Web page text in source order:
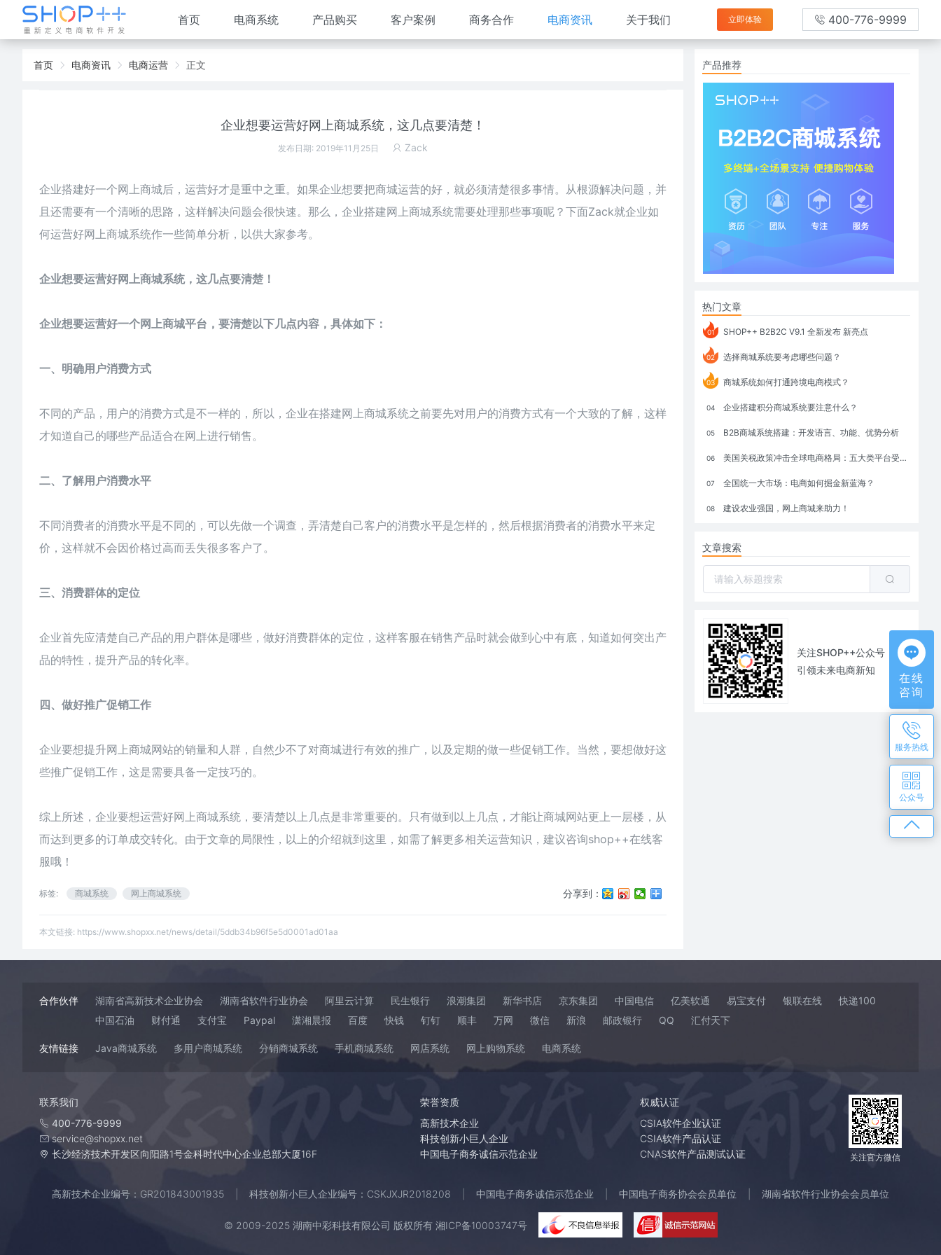
首页 电商系统 产品购买 客户案例 商务合作 电商资讯 关于我们 立即体验 400-776-9999
首页 电商资讯 电商运营 正文
企业想要运营好网上商城系统，这几点要清楚！
发布日期: 2019年11月25日 Zack
企业搭建好一个网上商城后，运营好才是重中之重。如果企业想要把商城运营的好，就必须清楚很多事情。从根源解决问题，并
且还需要有一个清晰的思路，这样解决问题会很快速。那么，企业搭建网上商城系统需要处理那些事项呢？下面Zack就企业如
何运营好网上商城系统作一些简单分析，以供大家参考。
企业想要运营好网上商城系统，这几点要清楚！
企业想要运营好一个网上商城平台，要清楚以下几点内容，具体如下：
一、明确用户消费方式
不同的产品，用户的消费方式是不一样的，所以，企业在搭建网上商城系统之前要先对用户的消费方式有一个大致的了解，这样
才知道自己的哪些产品适合在网上进行销售。
二、了解用户消费水平
不同消费者的消费水平是不同的，可以先做一个调查，弄清楚自己客户的消费水平是怎样的，然后根据消费者的消费水平来定
价，这样就不会因价格过高而丢失很多客户了。
三、消费群体的定位
企业首先应清楚自己产品的用户群体是哪些，做好消费群体的定位，这样客服在销售产品时就会做到心中有底，知道如何突出产
品的特性，提升产品的转化率。
四、做好推广促销工作
企业要想提升网上商城网站的销量和人群，自然少不了对商城进行有效的推广，以及定期的做一些促销工作。当然，要想做好这
些推广促销工作，这是需要具备一定技巧的。
综上所述，企业要想运营好网上商城系统 ，要清楚以上几点是非常重要的。只有做到以上几点，才能让商城网站更上一层楼，从
而达到更多的订单成交转化。由于文章的局限性，以上的介绍就到这里，如需了解更多相关运营知识，建议咨询shop++在线客
服哦！
标签: 商城系统 网上商城系统 分享到：
本文链接: https://www.shopxx.net/news/detail/5ddb34b96f5e5d0001ad01aa
产品推荐
热门文章
01 SHOP++ B2B2C V9.1 全新发布 新亮点
02 选择商城系统要考虑哪些问题？
03 商城系统如何打通跨境电商模式？
04 企业搭建积分商城系统要注意什么？
05 B2B商城系统搭建：开发语言、功能、优势分析
06 美国关税政策冲击全球电商格局：五大类平台受重创，转型与自救成关键
07 全国统一大市场：电商如何掘金新蓝海？
08 建设农业强国，网上商城来助力！
文章搜索
关注SHOP++公众号
引领未来电商新知
合作伙伴 湖南省高新技术企业协会 湖南省软件行业协会 阿里云计算 民生银行 浪潮集团 新华书店 京东集团 中国电信 亿美软通 易宝支付 银联在线
快递100
中国石油
财付通 支付宝 Paypal 潇湘晨报 百度 快钱 钉钉 顺丰 万网 微信 新浪 邮政银行 QQ 汇付天下
友情链接 Java商城系统 多用户商城系统 分销商城系统 手机商城系统 网店系统 网上购物系统 电商系统
联系我们
400-776-9999
service@shopxx.net
长沙经济技术开发区向阳路1号金科时代中心企业总部大厦16F
荣誉资质
高新技术企业
科技创新小巨人企业
中国电子商务诚信示范企业
权威认证
CSIA软件企业认证
CSIA软件产品认证
CNAS软件产品测试认证
关注官方微信
高新技术企业编号：GR201843001935 科技创新小巨人企业编号：CSKJXJR2018208 中国电子商务诚信示范企业 中国电子商务协会会员单位 湖南省软件行业协会会员单位
© 2009-2025 湖南中彩科技有限公司 版权所有 湘ICP备10003747号
在线
咨询
服务热线
公众号